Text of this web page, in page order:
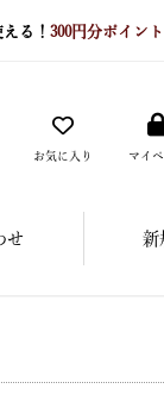
る！ 300円分ポイント
お気に入り マイ
せ 新